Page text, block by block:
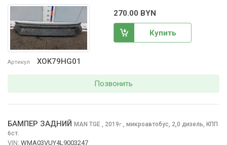
Артикул XOK79HG01
270.00 BYN
Купить
Позвонить
БАМПЕР ЗАДНИЙ MAN TGE , 2019г., микроавтобус, 2,0 дизель, КПП
6ст.
VIN: WMA03VUY4L9003247